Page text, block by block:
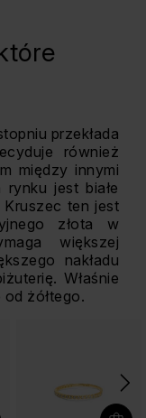
przekłada
również
między innymi
jest białe
ten jest
złota w
większej
nakładu
Właśnie
żółtego.